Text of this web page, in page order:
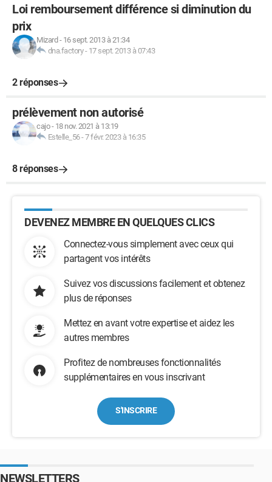
Loi remboursement différence si diminution du
prix
Mizard - 16 sept. 2013 à 21:34
dna.factory- 17 sept. 2013 à 07:43
2 réponses
prélèvement non autorisé
cajo- 18 nov. 2021 à 13:19
Estelle_56-7 févr. 2023 à 16:35
8 réponses
DEVENEZ MEMBRE EN QUELQUES CLICS
Connectez-vous simplement avec ceux qui
partagent vos intérêts
Suivez vos discussions facilement et obtenez
plus de réponses
Mettez en avant votre expertise et aidez les
autres membres
Profitez de nombreuses fonctionnalités
supplémentaires en vous inscrivant
S'INSCRIRE
NEWSLETTERS